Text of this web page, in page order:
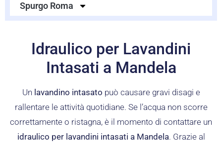
Spurgo Roma
Idraulico per Lavandini
Intasati a Mandela
Un lavandino intasato può causare gravi disagi e
rallentare le attività quotidiane. Se l’acqua non scorre
correttamente o ristagna, è il momento di contattare un
idraulico per lavandini intasati a Mandela. Grazie al